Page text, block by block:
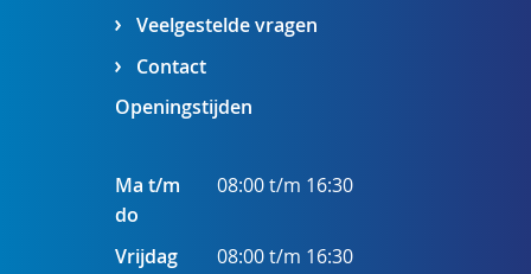
Veelgestelde vragen
Contact
Openingstijden
Ma t/m
do
08:00 t/m 16:30
Vrijdag 08:00 t/m 16:30